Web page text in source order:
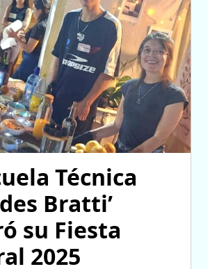
Técnica
Bratti’
su Fiesta
2025